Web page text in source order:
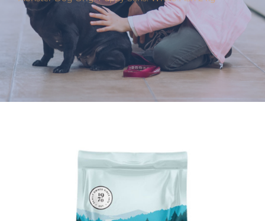
Varumärken
Hand i Tass